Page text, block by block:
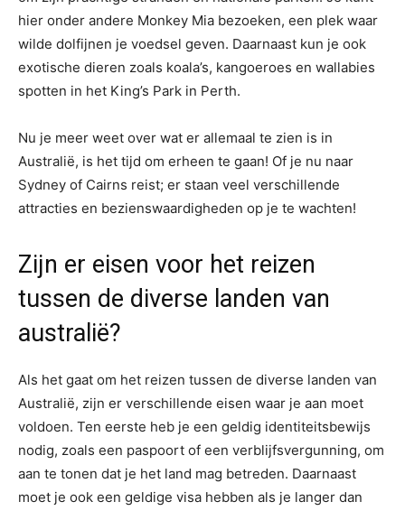
hier onder andere Monkey Mia bezoeken, een plek waar
wilde dolfijnen je voedsel geven. Daarnaast kun je ook
exotische dieren zoals koala’s, kangoeroes en wallabies
spotten in het King’s Park in Perth.
Nu je meer weet over wat er allemaal te zien is in
Australië, is het tijd om erheen te gaan! Of je nu naar
Sydney of Cairns reist; er staan veel verschillende
attracties en bezienswaardigheden op je te wachten!
Zijn er eisen voor het reizen
tussen de diverse landen van
australië?
Als het gaat om het reizen tussen de diverse landen van
Australië, zijn er verschillende eisen waar je aan moet
voldoen. Ten eerste heb je een geldig identiteitsbewijs
nodig, zoals een paspoort of een verblijfsvergunning, om
aan te tonen dat je het land mag betreden. Daarnaast
moet je ook een geldige visa hebben als je langer dan